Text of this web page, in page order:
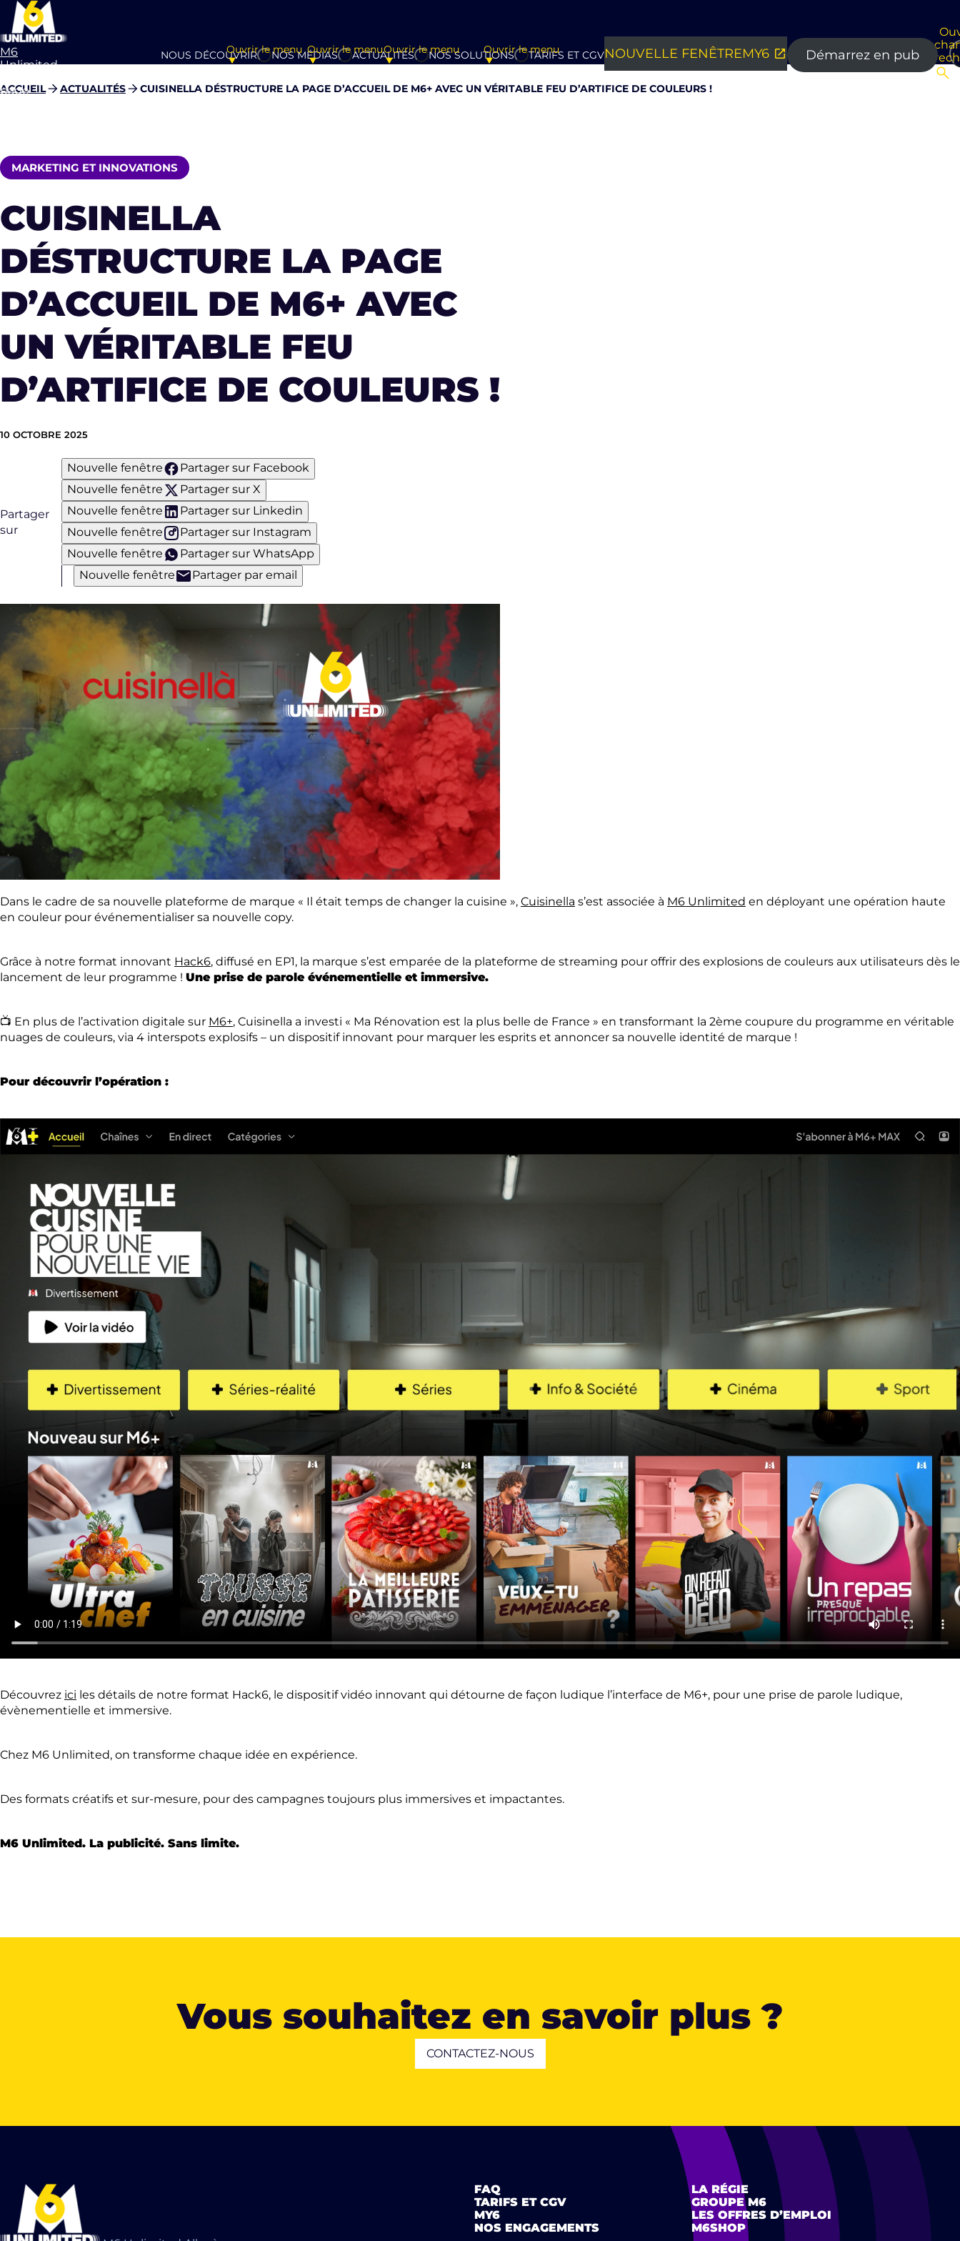
M6
Unlimited
page
NOUS DÉCOUVRIROuvrir le menuNOS MÉDIASOuvrir le menuACTUALITÉSOuvrir le menuNOS SOLUTIONSOuvrir le menuTARIFS ET CGVNOUVELLE FENÊTREMY6 Démarrez en pub
ACCUEIL ACTUALITÉS CUISINELLA DÉSTRUCTURE LA PAGE D’ACCUEIL DE M6+ AVEC UN VÉRITABLE FEU D’ARTIFICE DE COULEURS !
MARKETING ET INNOVATIONS
CUISINELLA
DÉSTRUCTURE LA PAGE
D’ACCUEIL DE M6+ AVEC
UN VÉRITABLE FEU
D’ARTIFICE DE COULEURS !
10 OCTOBRE 2025
Partager
sur
Nouvelle fenêtre
Partager sur Facebook
Nouvelle fenêtre
Partager sur X
Nouvelle fenêtre
Partager sur Linkedin
Nouvelle fenêtre
Partager sur Instagram
Nouvelle fenêtre
Partager sur WhatsApp
Nouvelle fenêtre
Partager par email
Dans le cadre de sa nouvelle plateforme de marque « Il était temps de changer la cuisine », Cuisinella s’est associée à M6 Unlimited en déployant une opération haute
en couleur pour événementialiser sa nouvelle copy.
Grâce à notre format innovant Hack6, diffusé en EP1, la marque s’est emparée de la plateforme de streaming pour offrir des explosions de couleurs aux utilisateurs dès le
lancement de leur programme ! Une prise de parole événementielle et immersive.
📺 En plus de l’activation digitale sur M6+, Cuisinella a investi « Ma Rénovation est la plus belle de France » en transformant la 2ème coupure du programme en véritable
nuages de couleurs, via 4 interspots explosifs – un dispositif innovant pour marquer les esprits et annoncer sa nouvelle identité de marque !
Pour découvrir l’opération :
Découvrez ici les détails de notre format Hack6, le dispositif vidéo innovant qui détourne de façon ludique l’interface de M6+, pour une prise de parole ludique,
évènementielle et immersive.
Chez M6 Unlimited, on transforme chaque idée en expérience.
Des formats créatifs et sur-mesure, pour des campagnes toujours plus immersives et impactantes.
M6 Unlimited. La publicité. Sans limite.
Vous souhaitez en savoir plus ?
CONTACTEZ-NOUS
FAQ
TARIFS ET CGV
MY6
NOS ENGAGEMENTS
LA RÉGIE
GROUPE M6
LES OFFRES D’EMPLOI
M6SHOP